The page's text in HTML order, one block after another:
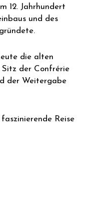
12. Jahrhundert
und des
die alten
Sitz der Confrérie
der Weitergabe
Reise